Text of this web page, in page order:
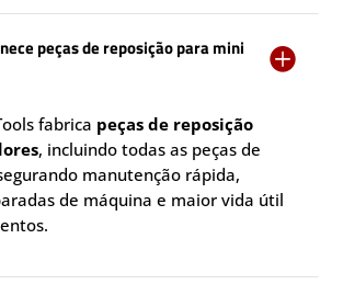
peças de reposição para mini

fabrica peças de reposição
, incluindo todas as peças de
manutenção rápida,
de máquina e maior vida útil